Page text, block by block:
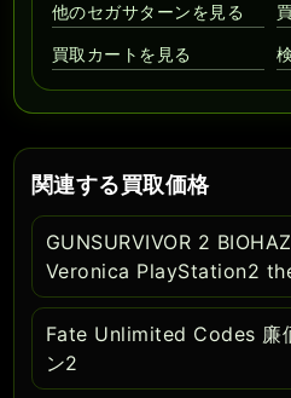
他のセガサターンを見る
買取カートを見る
関連する買取価格
GUNSURVIVOR 2
Veronica PlayStation2
Fate Unlimited Codes 廉
ン2